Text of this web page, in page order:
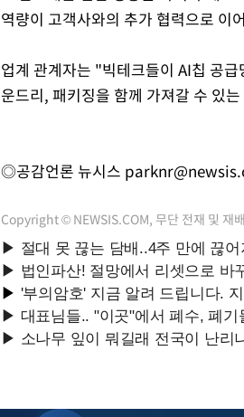
역량이 고객사와의 추가 협력으로 이
업계 관계자는 "빅테크들이 AI칩 공
운드리, 패키징을 함께 가져갈 수 있
◎공감언론 뉴시스
Copyright © NEWSIS.COM, 무단 전재 및 재